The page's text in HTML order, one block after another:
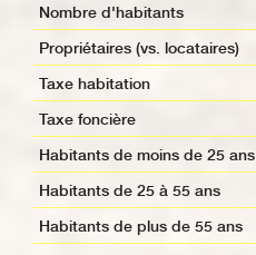
Nombre d'habitants
Propriétaires (vs. locataires)
Taxe habitation
Taxe foncière
Habitants de moins de 25 ans
Habitants de 25 à 55 ans
Habitants de plus de 55 ans